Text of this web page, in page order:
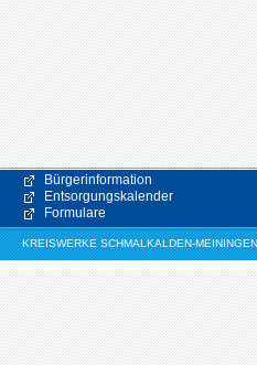
Bürgerinformation
Entsorgungskalender
Formulare
KREISWERKE SCHMALKALDEN-